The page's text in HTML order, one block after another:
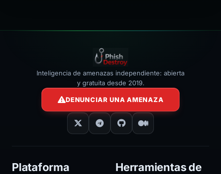
Inteligencia de amenazas independiente: abierta
y gratuita desde 2019.
DENUNCIAR UNA AMENAZA
Plataforma
Herramientas de